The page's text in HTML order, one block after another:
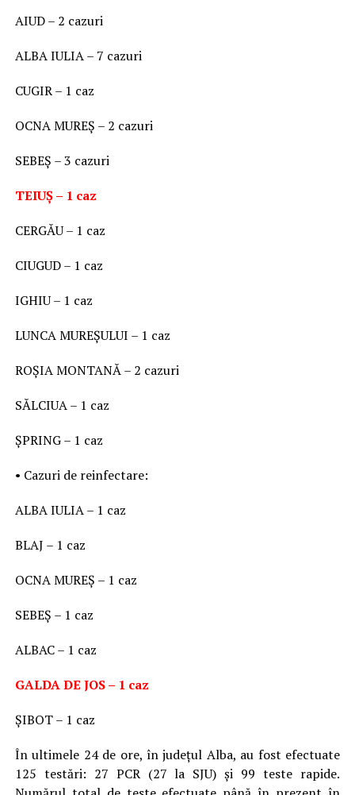
AIUD – 2 cazuri
ALBA IULIA – 7 cazuri
CUGIR – 1 caz
OCNA MUREȘ – 2 cazuri
SEBEȘ – 3 cazuri
TEIUȘ – 1 caz
CERGĂU – 1 caz
CIUGUD – 1 caz
IGHIU – 1 caz
LUNCA MUREȘULUI – 1 caz
ROȘIA MONTANĂ – 2 cazuri
SĂLCIUA – 1 caz
ȘPRING – 1 caz
• Cazuri de reinfectare:
ALBA IULIA – 1 caz
BLAJ – 1 caz
OCNA MUREȘ – 1 caz
SEBEȘ – 1 caz
ALBAC – 1 caz
GALDA DE JOS – 1 caz
ȘIBOT – 1 caz
În ultimele 24 de ore, în județul Alba, au fost efectuate
125 testări: 27 PCR (27 la SJU) și 99 teste rapide.